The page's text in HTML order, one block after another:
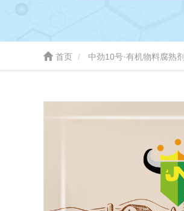
首页 中劲10号·有机物料腐熟剂